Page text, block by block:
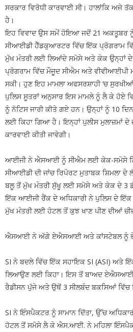
ਸਰਕਾਰ ਵਿਰੋਧੀ ਕਾਰਵਾਈ ਸੀ। ਹਾਲਾਂਕਿ ਅਜੇ
ਹੈ।
ਇਹ ਵਿਵਾਦ ਉਸ ਸਮੇਂ ਹੋਇਆ ਜਦੋਂ 21 ਅਕਤੂਬਰ ਨੂੰ
ਸੀਆਈਡੀ ਹੈੱਡਕੁਆਰਟਰ ਵਿੱਚ ਇੱਕ ਪ੍ਰੋਗਰਾਮ
ਮੁੱਖ ਮੰਤਰੀ ਲਈ ਲਿਆਂਦੇ ਸਮੋਸੇ ਅਤੇ ਕੇਕ ਉਨ੍ਹਾਂ
ਪ੍ਰੋਗਰਾਮ ਵਿੱਚ ਮੌਜੂਦ ਸੀਐਮ ਅਤੇ ਵੀਵੀਆਈਪੀ
ਸਕੀ। ਹੁਣ ਇਹ ਮਾਮਲਾ ਅਫਸਰਸ਼ਾਹੀ ‘ਚ ਸੁਰਖੀਆਂ
ਪੁਲਿਸ ਸੂਤਰਾਂ ਅਨੁਸਾਰ ਇਸ ਮਾਮਲੇ ਨੂੰ ਲੈ ਕੇ ਹੋਏ
ਨੂੰ ਨੋਟਿਸ ਜਾਰੀ ਕੀਤੇ ਗਏ ਹਨ। ਉਨ੍ਹਾਂ ਨੂੰ 10
ਲਈ ਕਿਹਾ ਗਿਆ ਹੈ। ਇਨ੍ਹਾਂ ਪੁਲੀਸ ਮੁਲਾਜ਼ਮਾਂ ਦੇ
ਕਾਰਵਾਈ ਕੀਤੀ ਜਾਵੇਗੀ।
ਆਈਜੀ ਨੇ ਐਸਆਈ ਨੂੰ ਸੀਐਮ ਲਈ ਕੇਕ-ਸਮੋਸੇ
ਸੀਆਈਡੀ ਦੀ ਜਾਂਚ ਰਿਪੋਰਟ ਮੁਤਾਬਕ ਸ਼ਿਮਲਾ ਦੇ
ਬਲੂ ਤੋਂ ਮੁੱਖ ਮੰਤਰੀ ਸੁੱਖੂ ਲਈ ਸਮੋਸੇ ਅਤੇ ਕੇਕ ਦੇ 3
ਇੱਕ ਆਈਜੀ ਰੈਂਕ ਦੇ ਅਧਿਕਾਰੀ ਨੇ ਪੁਲਿਸ ਦੇ
ਮੁੱਖ ਮੰਤਰੀ ਲਈ ਹੋਟਲ ਤੋਂ ਕੁਝ ਖਾਣ ਪੀਣ ਦੀਆਂ
ਐਸਆਈ ਨੇ ਅੱਗੇ ਏਐਸਆਈ ਅਤੇ ਕਾਂਸਟੇਬਲ ਨੂੰ
SI ਨੇ ਬਦਲੇ ਵਿੱਚ ਇੱਕ ਸਹਾਇਕ SI (ASI) ਅਤੇ
ਲਿਆਉਣ ਲਈ ਕਿਹਾ। ਇਸ ਤੋਂ ਬਾਅਦ
ਰੈਡੀਸਨ ਪੁੱਜੇ ਅਤੇ ਉਥੋਂ 3 ਸੀਲਬੰਦ ਬਕਸਿਆਂ
SI ਨੇ ਇੰਸਪੈਕਟਰ ਨੂੰ ਸਾਮਾਨ ਦਿੱਤਾ, ਉੱਚ
ਹੋਟਲ ਤੋਂ ਸਮੋਸੇ ਲੈ ਕੇ ਐਸ.ਆਈ. ਨੇ ਮਹਿਲਾ